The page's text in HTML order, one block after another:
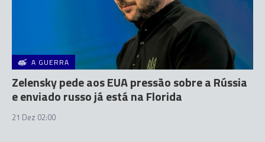
A GUERRA
Zelensky pede aos EUA pressão sobre a Rússia
e enviado russo já está na Florida
21 Dez 02:00